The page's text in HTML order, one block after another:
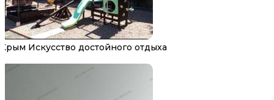
Крым Искусство достойного отдыха